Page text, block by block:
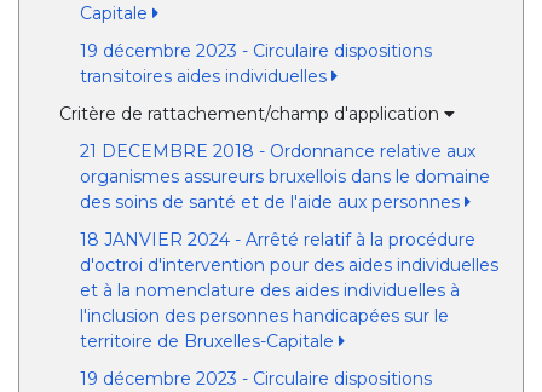
Capitale
19 décembre 2023 - Circulaire dispositions
transitoires aides individuelles
Critère de rattachement/champ d'application
21 DECEMBRE 2018 - Ordonnance relative aux
organismes assureurs bruxellois dans le domaine
des soins de santé et de l'aide aux personnes
18 JANVIER 2024 - Arrêté relatif à la procédure
d'octroi d'intervention pour des aides individuelles
et à la nomenclature des aides individuelles à
l'inclusion des personnes handicapées sur le
territoire de Bruxelles-Capitale
19 décembre 2023 - Circulaire dispositions